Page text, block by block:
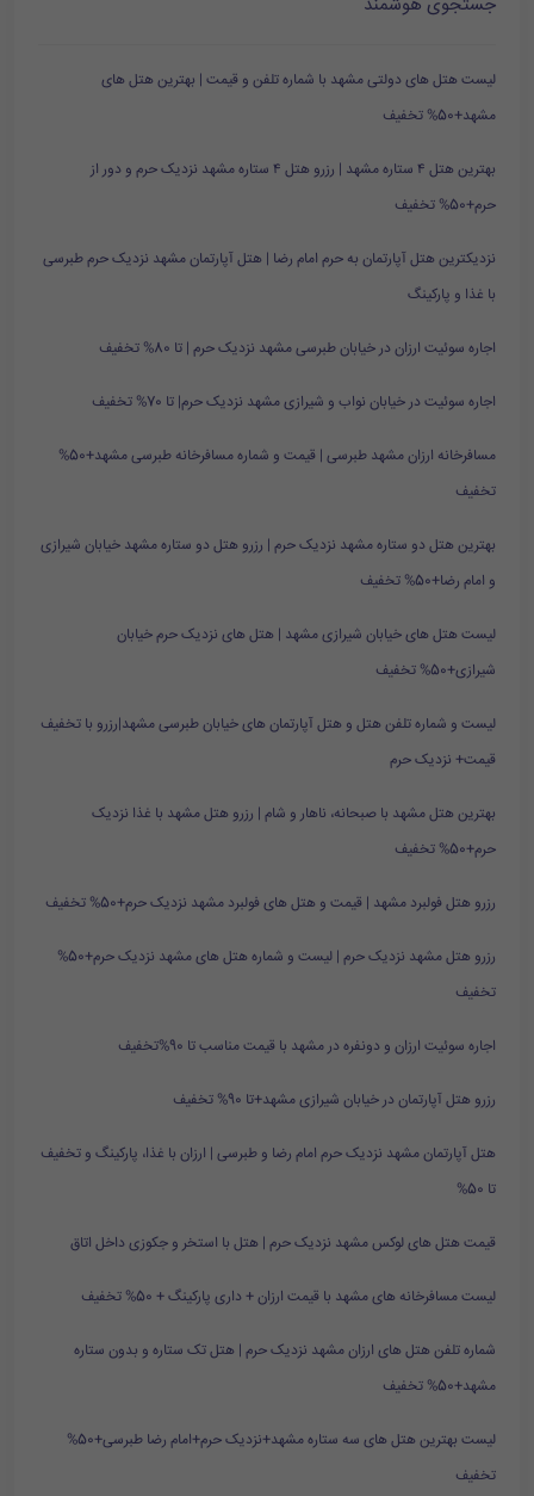
لیست هتل های دولتی مشهد با شماره تلفن و قیمت | بهترین هتل های
مشهد+50% تخفیف
بهترین هتل ۴ ستاره مشهد | رزرو هتل ۴ ستاره مشهد نزدیک حرم و دور از
حرم+50% تخفیف
نزدیکترین هتل آپارتمان به حرم امام رضا | هتل آپارتمان مشهد نزدیک حرم طبرسی
با غذا و پارکینگ
اجاره سوئیت ارزان در خیابان طبرسی مشهد نزدیک حرم | تا 80% تخفیف
اجاره سوئیت در خیابان نواب و شیرازی مشهد نزدیک حرم| تا 70% تخفیف
مسافرخانه ارزان مشهد طبرسی | قیمت و شماره مسافرخانه طبرسی مشهد+50%
تخفیف
بهترین هتل دو ستاره مشهد نزدیک حرم | رزرو هتل دو ستاره مشهد خیابان شیرازی
و امام رضا+50% تخفیف
لیست هتل های خیابان شیرازی مشهد | هتل های نزدیک حرم خیابان
شیرازی+50% تخفیف
لیست و شماره تلفن هتل و هتل آپارتمان های خیابان طبرسی مشهد|رزرو با تخفیف
قیمت+ نزدیک حرم
بهترین هتل مشهد با صبحانه، ناهار و شام | رزرو هتل مشهد با غذا نزدیک
حرم+50% تخفیف
رزرو هتل فولبرد مشهد | قیمت و هتل های فولبرد مشهد نزدیک حرم+50% تخفیف
رزرو هتل مشهد نزدیک حرم | لیست و شماره هتل های مشهد نزدیک حرم+50%
تخفیف
اجاره سوئیت ارزان و دونفره در مشهد با قیمت مناسب تا 90%تخفیف
رزرو هتل آپارتمان در خیابان شیرازی مشهد+تا 90% تخفیف
هتل آپارتمان مشهد نزدیک حرم امام رضا و طبرسی | ارزان با غذا، پارکینگ و تخفیف
تا 50%
قیمت هتل های لوکس مشهد نزدیک حرم | هتل با استخر و جکوزی داخل اتاق
لیست مسافرخانه های مشهد با قیمت ارزان + داری پارکینگ + 50% تخفیف
شماره تلفن هتل های ارزان مشهد نزدیک حرم | هتل تک ستاره و بدون ستاره
مشهد+50% تخفیف
لیست بهترین هتل های سه ستاره مشهد+نزدیک حرم+امام رضا طبرسی+50%
تخفیف